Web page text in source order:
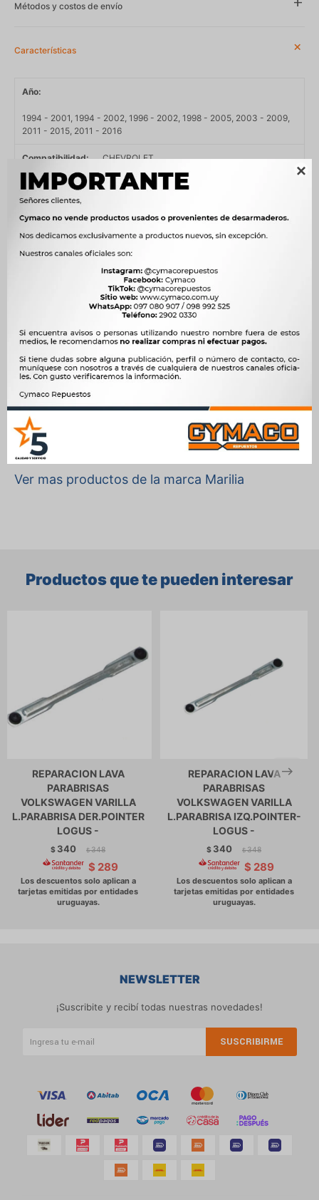

Métodos y costos de envío
Características
Año
1994 - 2001, 1994 - 2002, 1996 - 2002, 1998 - 2005, 2003 - 2009,
2011 - 2015, 2011 - 2016
Compatibilidad CHEVROLET
Modelo ASTRA, CLASSIC, CORSA, MONTANA
1.0 8V C10NE NAFTA, 1.4 8V B14NZ SOHC NAFTA, 1.4 8V C14SE
NAFTA, 1.4 8V X14YX NAFTA, 1.5 D 4EC1 DIESEL, 1.5 TD 4EC1 T
1.6 8V EFI B16NZ NAFTA, 1.7 D BX17D (4EE1) DIESEL, 1.7 D X17D
(4EE1) DIESEL, 1.7 TD X17DT DIESEL, 1.8 8V 108cv BK (N18XFH)
NAFTA, 1.8 8V X18XE NAFTA, 2.0 16V C20SEL NAFTA, 2.0 8V 110cv
C20NE NAFTA, 2.0 8V 127CV X20XE NAFTA, 2.0 DTI X20DTH
DIESEL, 2.4 16V X24SE NAFTA
OEM
52023084, 93240405, 94700315, 94701581, A694869721, 31014,
50012596, 50014364
Ver mas productos de la marca Marilia
Productos que te pueden interesar
REPARACION LAVA
PARABRISAS
VOLKSWAGEN VARILLA
L.PARABRISA DER.POINTER
LOGUS -
$ 340 $ 348
$ 289
REPARACION LAVA
PARABRISAS
VOLKSWAGEN VARILLA
L.PARABRISA IZQ.POINTER-
LOGUS -
$ 340 $ 348
$ 289
NEWSLETTER
¡Suscribite y recibí todas nuestras novedades!
SUSCRIBIRME